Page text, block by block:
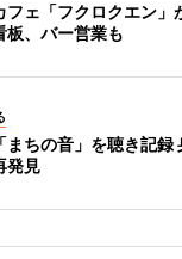
フェ「フクロクエン
板、バー営業も
まちの音」を聴き記録
発見